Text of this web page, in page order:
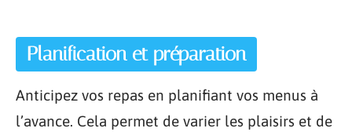
Planification et préparation
Anticipez vos repas en planifiant vos menus à
l’avance. Cela permet de varier les plaisirs et de